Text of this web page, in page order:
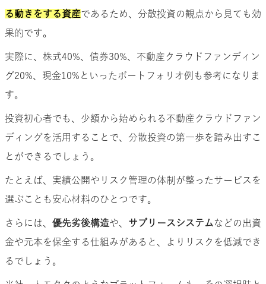
る動きをする資産であるため、分散投資の観点から見ても効
果的です。
実際に、株式40%、債券30%、不動産クラウドファンディン
グ20%、現金10%といったポートフォリオ例も参考になりま
す。
投資初心者でも、少額から始められる不動産クラウドファン
ディングを活用することで、分散投資の第一歩を踏み出すこ
とができるでしょう。
たとえば、実績公開やリスク管理の体制が整ったサービスを
選ぶことも安心材料のひとつです。
さらには、 優先劣後構造や、 サブリースシステム などの出資
金や元本を保全する仕組みがあると、よりリスクを低減でき
るでしょう。